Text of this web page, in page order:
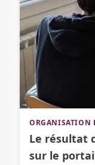
ORGANISATION
Le résultat
sur le